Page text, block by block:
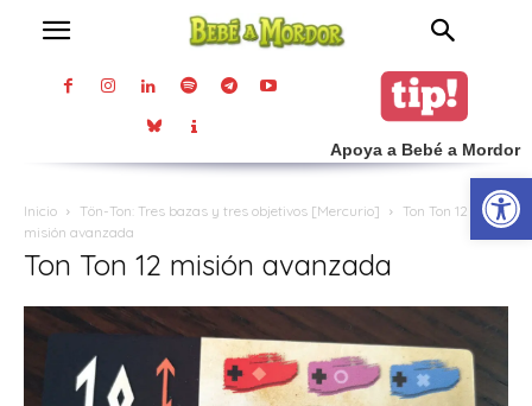
Apoya a Bebé a Mordor
Inicio Tön-Ton: Tres bazas y tres objetivos [Mercurio]
Ton Ton 12
misión avanzada
Ton Ton 12 misión avanzada